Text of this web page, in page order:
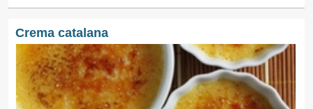
Crema catalana